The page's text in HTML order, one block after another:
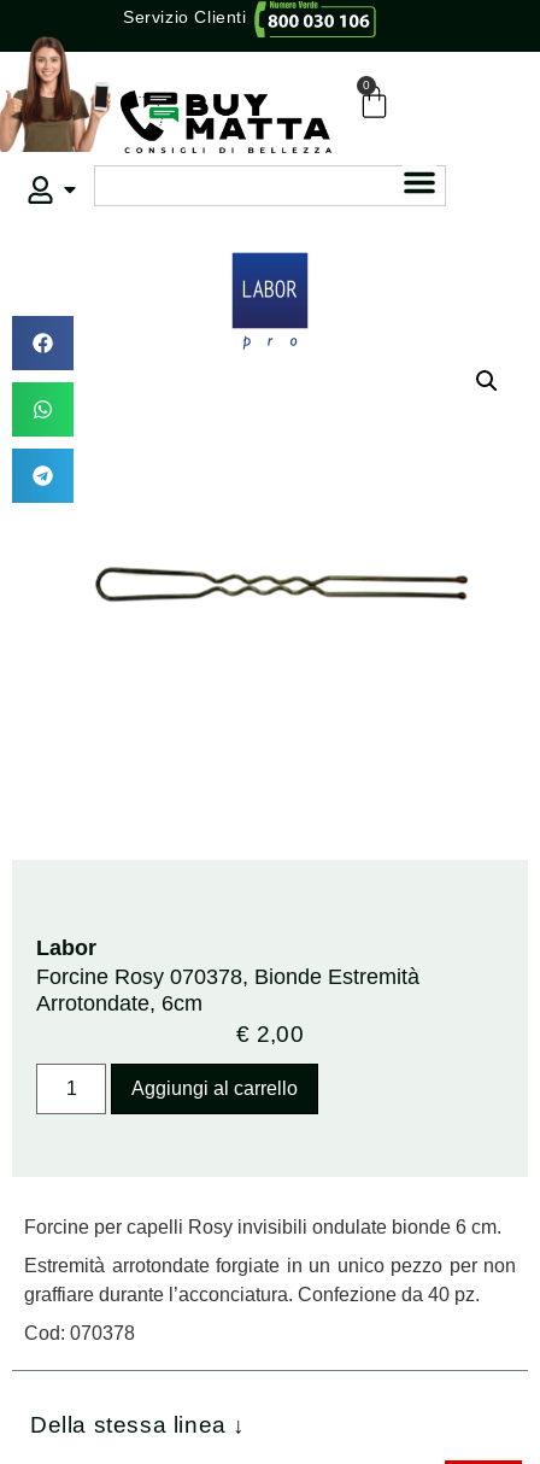
Servizio Clienti
0
Labor
Forcine Rosy 070378, Bionde Estremità
Arrotondate, 6cm
€ 2,00
Aggiungi al carrello
Forcine per capelli Rosy invisibili ondulate bionde 6 cm.
Estremità arrotondate forgiate in un unico pezzo per non
graffiare durante l’acconciatura. Confezione da 40 pz.
Cod: 070378
Della stessa linea ↓